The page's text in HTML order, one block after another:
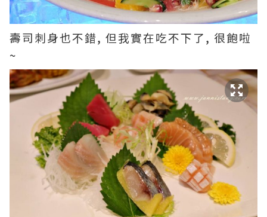
壽司刺身也不錯, 但我實在吃不下了, 很飽啦
~